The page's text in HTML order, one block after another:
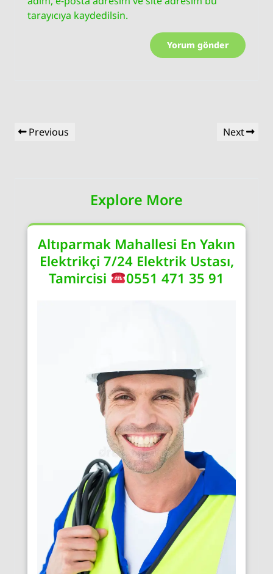
tarayıcıya kaydedilsin.
Yazı
gezinmesi
Previous
Previous
Next
Next
Explore More
Altıparmak Mahallesi En Yakın
Elektrikçi 7/24 Elektrik Ustası,
Tamircisi
0551 471 35 91